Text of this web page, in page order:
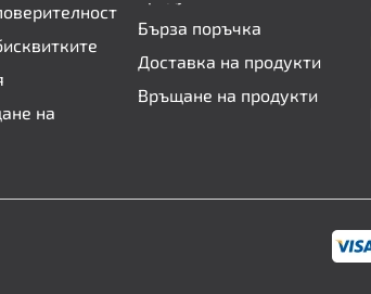
на
Бърза поръчка
Доставка на продукти
Връщане на продукти